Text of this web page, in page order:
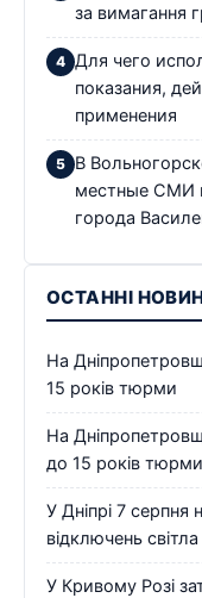
за вимагання
Для чего
показания,
применения
В
местные СМИ
города
ОСТАННІ
На
15 років тюрми
На
до 15 років тюрми
У Дніпрі 7 серпня
відключень світла
У Кривому Розі